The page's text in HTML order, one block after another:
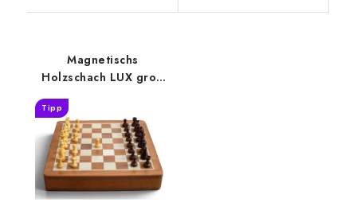
Magnetischs
Holzschach LUX groß
Tipp